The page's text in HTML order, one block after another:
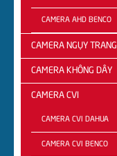
CAMERA AHD BENCO
CAMERA NGỤY TRANG
CAMERA KHÔNG DÂY
CAMERA CVI
CAMERA CVI DAHUA
CAMERA CVI BENCO